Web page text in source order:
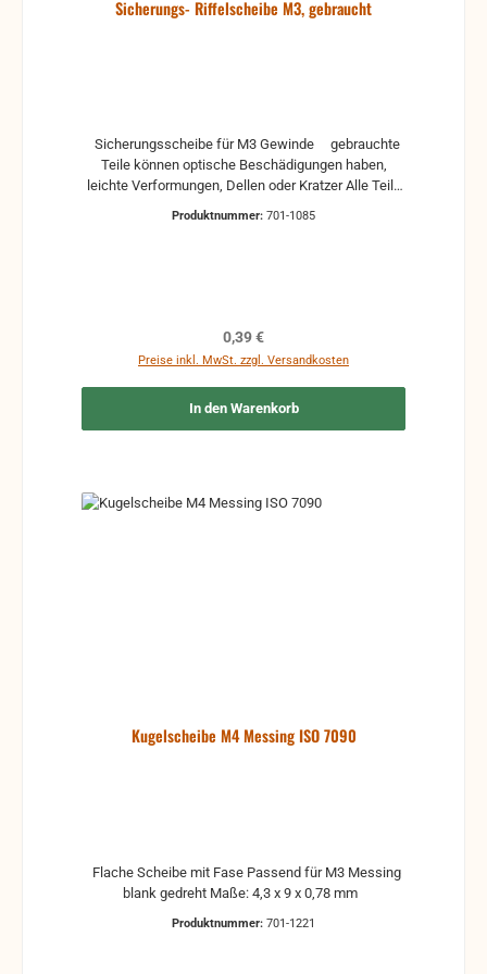
Sicherungs- Riffelscheibe M3, gebraucht
Teile können optische Beschädigungen haben,
leichte Verformungen, Dellen oder Kratzer Alle Teile
Produktnummer: 701-1085
Regulärer Preis:
0,39 €
Preise inkl. MwSt. zzgl. Versandkosten
In den Warenkorb
Kugelscheibe M4 Messing ISO 7090
Produktnummer: 701-1221